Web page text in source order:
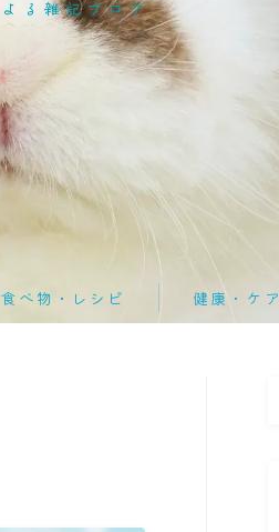
食べ物・レシピ 健康・ケア